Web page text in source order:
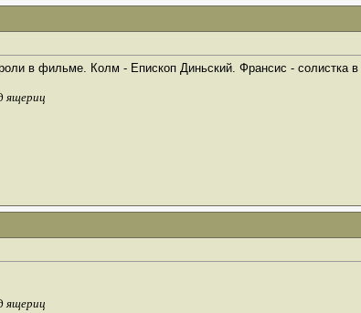
в фильме. Колм - Епископ Диньский. Франсис - солистка
ящериц
ящериц